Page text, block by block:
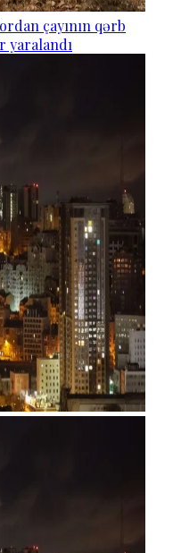
çayının qərb
yaralandı